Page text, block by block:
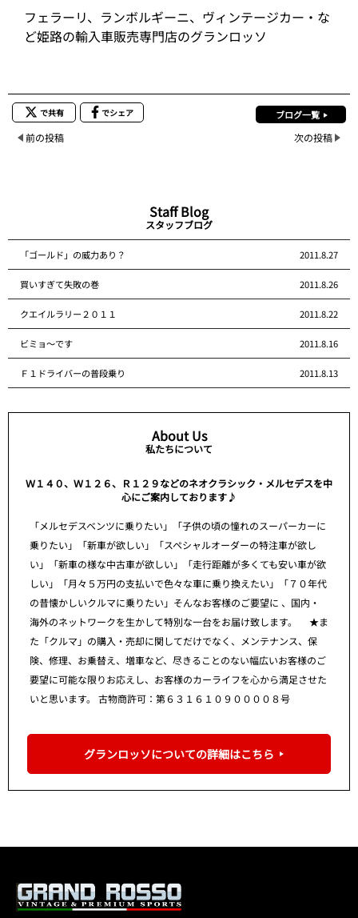
フェラーリ、ランボルギーニ、ヴィンテージカー・な
ど姫路の輸入車販売専門店のグランロッソ
で共有 でシェア ブログ一覧
前の投稿 次の投稿
Staff Blog
スタッフブログ
「ゴールド」の威力あり？ 2011.8.27
買いすぎて失敗の巻 2011.8.26
クエイルラリー２０１１ 2011.8.22
ビミョ～です 2011.8.16
Ｆ１ドライバーの普段乗り 2011.8.13
About Us
私たちについて
Ｗ１４０、Ｗ１２６、Ｒ１２９などのネオクラシック・メルセデスを中
心にご案内しております♪
「メルセデスベンツに乗りたい」「子供の頃の憧れのスーパーカーに
乗りたい」「新車が欲しい」「スペシャルオーダーの特注車が欲し
い」「新車の様な中古車が欲しい」「走行距離が多くても安い車が欲
しい」「月々５万円の支払いで色々な車に乗り換えたい」「７０年代
の昔懐かしいクルマに乗りたい」そんなお客様のご要望に 、国内・
海外のネットワークを生かして特別な一台をお届け致します。 ★ま
た「クルマ」の購入・売却に関してだけでなく、メンテナンス、保
険、修理、お乗替え、増車など、尽きることのない幅広いお客様のご
要望に可能な限りお応えし、お客様のカーライフを心から満足させた
いと思います。 古物商許可：第６３１６１０９００００８号
グランロッソについての詳細はこちら